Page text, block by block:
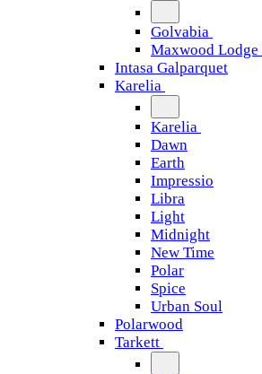
Golvabia
Maxwood
Intasa Galparquet
Karelia
Karelia
Dawn
Earth
Impressio
Libra
Light
Midnight
New Time
Polar
Spice
Urban Soul
Polarwood
Tarkett